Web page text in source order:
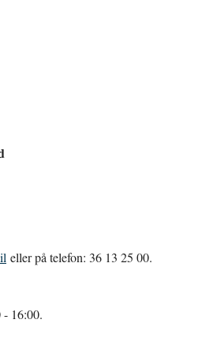
eller på telefon: 36 13 25 00.
- 16:00.